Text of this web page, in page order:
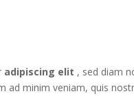
adipiscing elit , sed diam
ad minim veniam, quis